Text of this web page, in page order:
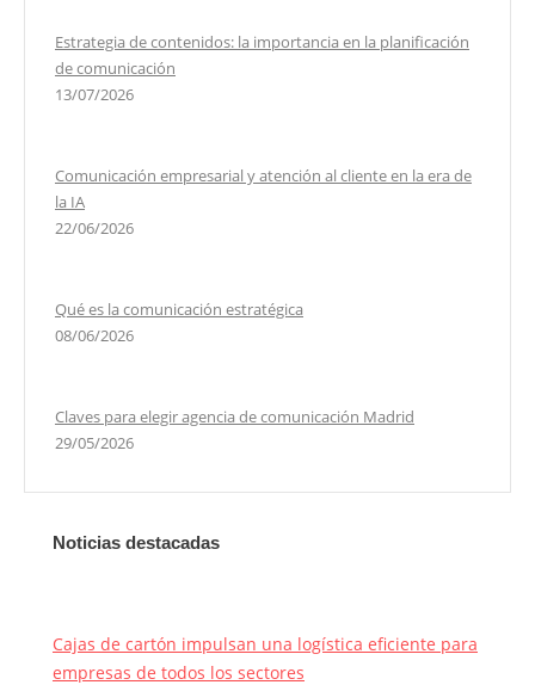
Estrategia de contenidos: la importancia en la planificación
de comunicación
13/07/2026
Comunicación empresarial y atención al cliente en la era de
la IA
22/06/2026
Qué es la comunicación estratégica
08/06/2026
Claves para elegir agencia de comunicación Madrid
29/05/2026
Noticias destacadas
Cajas de cartón impulsan una logística eficiente para
empresas de todos los sectores